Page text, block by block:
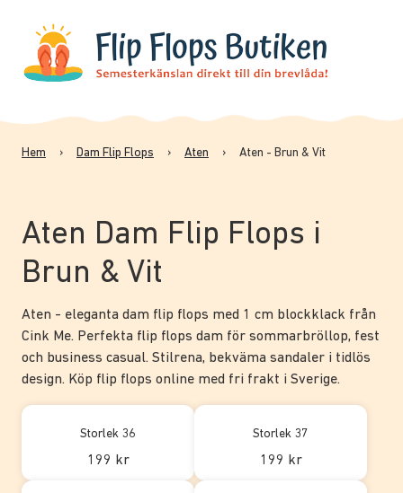
Hem › Dam Flip Flops › Aten › Aten - Brun & Vit
Aten Dam Flip Flops i
Brun & Vit
Aten - eleganta dam flip flops med 1 cm blockklack från
Cink Me. Perfekta flip flops dam för sommarbröllop, fest
och business casual. Stilrena, bekväma sandaler i tidlös
design. Köp flip flops online med fri frakt i Sverige.
Storlek 36
199 kr
Storlek 37
199 kr